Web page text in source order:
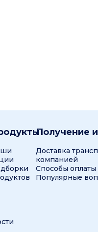
Получение
Доставка
компанией
Способы оплаты
Популярные